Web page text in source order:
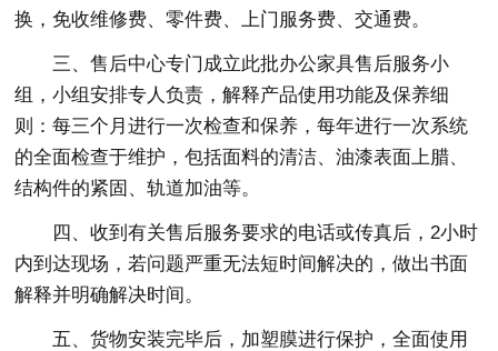
换，免收维修费、零件费、上门服务费、交通费。
三、售后中心专门成立此批办公家具售后服务小
组，小组安排专人负责，解释产品使用功能及保养细
则：每三个月进行一次检查和保养，每年进行一次系统
的全面检查于维护，包括面料的清洁、油漆表面上腊、
结构件的紧固、轨道加油等。
四、收到有关售后服务要求的电话或传真后，2小时
内到达现场，若问题严重无法短时间解决的，做出书面
解释并明确解决时间。
五、货物安装完毕后，加塑膜进行保护，全面使用